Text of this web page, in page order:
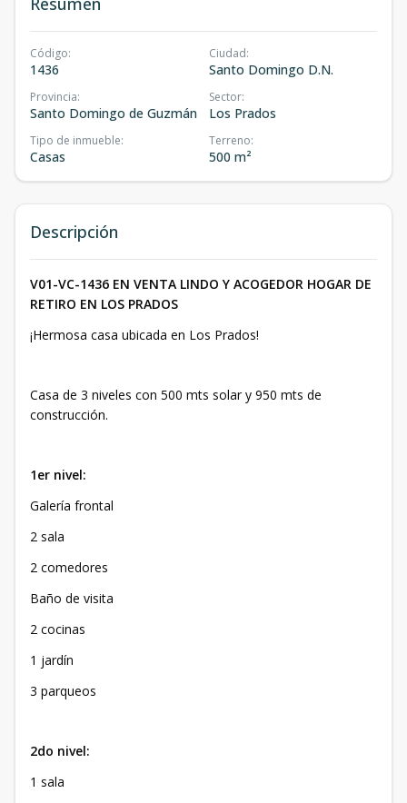
Código:
1436
Ciudad:
Santo Domingo D.N.
Provincia:
Santo Domingo de Guzmán
Sector:
Los Prados
Tipo de inmueble:
Casas
Terreno:
500 m²
Descripción
V01-VC-1436 EN VENTA LINDO Y ACOGEDOR HOGAR DE
RETIRO EN LOS PRADOS
¡Hermosa casa ubicada en Los Prados!
Casa de 3 niveles con 500 mts solar y 950 mts de
construcción.
1er nivel:
Galería frontal
2 sala
2 comedores
Baño de visita
2 cocinas
1 jardín
3 parqueos
2do nivel:
1 sala